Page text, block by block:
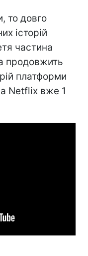
то довго
історій
частина
продовжить
платформи
Netflix вже 1